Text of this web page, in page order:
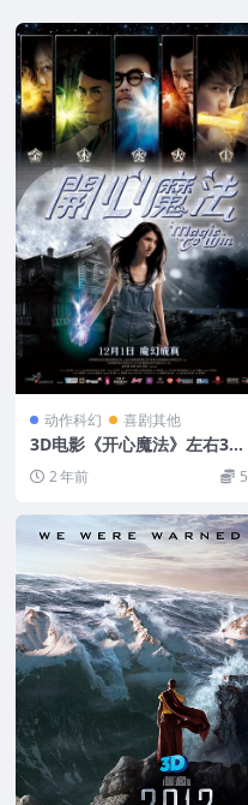
动作科幻 喜剧其他
3D电影《开心魔法》左右3D
版 下载 国产3D电影
2 年前 5